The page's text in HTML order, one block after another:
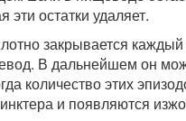
эти остатки удаляет.
закрывается
В дальнейшем он
количество этих
и появляются